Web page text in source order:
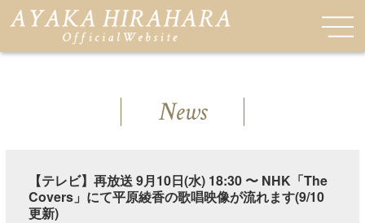
News
【テレビ】再放送 9月10日(水) 18:30 〜 NHK「The
Covers」にて平原綾香の歌唱映像が流れます(9/10
更新)